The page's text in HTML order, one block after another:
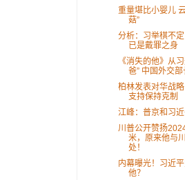
重量堪比小婴儿
菇”
分析：习举棋不
已是戴罪之身
《消失的他》从
爸” 中国外交部
柏林发表对华战
支持保持克制
江峰：普京和习
川普公开赞扬
米，原来他与
处！
内幕曝光！习近
他？